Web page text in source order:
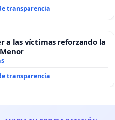
transparencia
a las víctimas reforzando la
transparencia